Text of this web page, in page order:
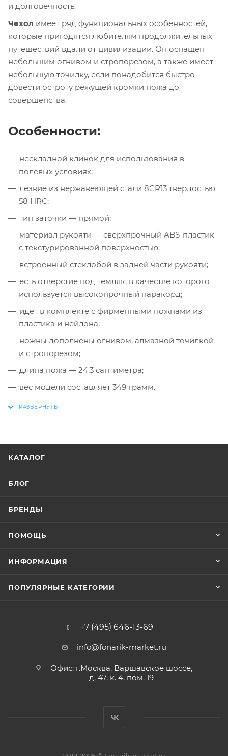
и долговечность.
Чехол имеет ряд функциональных особенностей,
которые пригодятся любителям продолжительных
путешествий вдали от цивилизации. Он оснащен
небольшим огнивом и стропорезом, а также имеет
небольшую точилку, если понадобится быстро
довести остроту режущей кромки ножа до
совершенства.
Особенности:
нескладной клинок для использования в
полевых условиях;
лезвие из нержавеющей стали 8CR13 твердостью
58 HRC;
тип заточки — прямой;
материал рукояти — сверхпрочный ABS-пластик
с текстурированной поверхностью;
встроенный стеклобой в задней части рукояти;
есть отверстие под темляк, в качестве которого
используется высокопрочный паракорд;
идет в комплекте с фирменными ножнами из
пластика и нейлона;
ножны дополнены огнивом, алмазной точилкой
и стропорезом;
длина ножа — 24.3 сантиметра;
вес модели составляет 349 грамм.
КАТАЛОГ
БЛОГ
БРЕНДЫ
ПОМОЩЬ
ИНФОРМАЦИЯ
ПОПУЛЯРНЫЕ КАТЕГОРИИ
+7 (495) 646-13-69
info@fonarik-market.ru
Офис: г.Москва, Варшавское шоссе,
д. 47, к. 4, пом. 19